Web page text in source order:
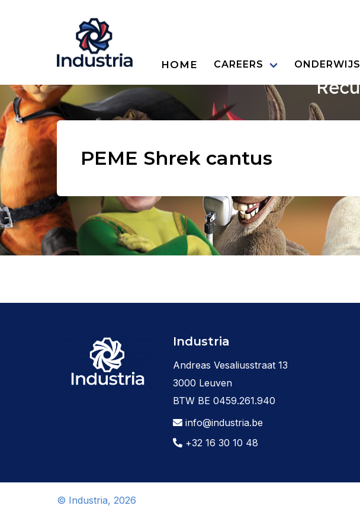
HOME CAREERS ONDERWIJS
PEME Shrek cantus
Industria
Andreas Vesaliusstraat 13
3000 Leuven
BTW BE 0459.261.940
info@industria.be
+32 16 30 10 48
© Industria, 2026